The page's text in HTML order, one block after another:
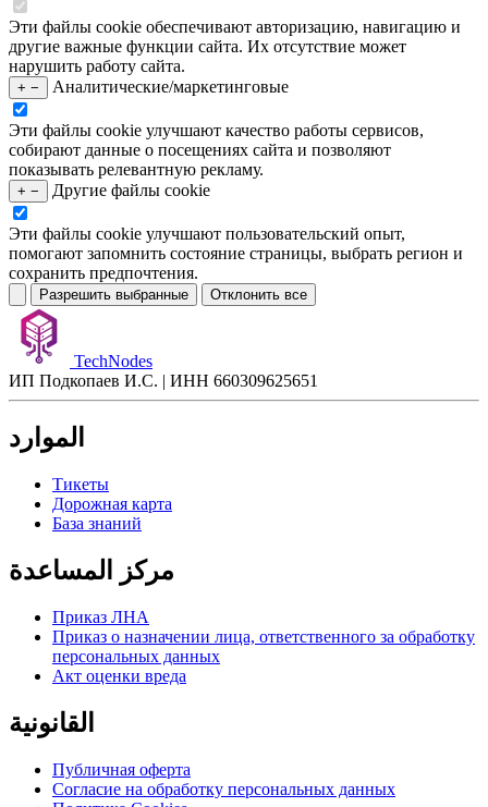
Эти файлы cookie обеспечивают авторизацию, навигацию и
другие важные функции сайта. Их отсутствие может
нарушить работу сайта.
+ − Аналитические/маркетинговые
Эти файлы cookie улучшают качество работы сервисов,
собирают данные о посещениях сайта и позволяют
показывать релевантную рекламу.
+ − Другие файлы cookie
Эти файлы cookie улучшают пользовательский опыт,
помогают запомнить состояние страницы, выбрать регион и
сохранить предпочтения.
Разрешить выбранные Отклонить все
TechNodes
ИП Подкопаев И.С. | ИНН 660309625651
الموارد
Тикеты
Дорожная карта
База знаний
مركز المساعدة
Приказ ЛНА
Приказ о назначении лица, ответственного за обработку
персональных данных
Акт оценки вреда
القانونية
Публичная оферта
Согласие на обработку персональных данных